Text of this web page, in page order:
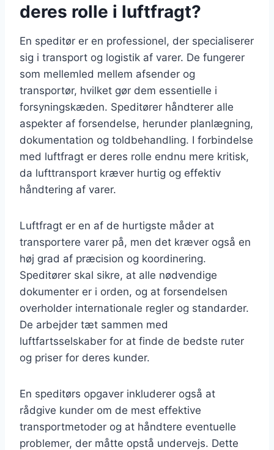
deres rolle i luftfragt?
En speditør er en professionel, der specialiserer
sig i transport og logistik af varer. De fungerer
som mellemled mellem afsender og
transportør, hvilket gør dem essentielle i
forsyningskæden. Speditører håndterer alle
aspekter af forsendelse, herunder planlægning,
dokumentation og toldbehandling. I forbindelse
med luftfragt er deres rolle endnu mere kritisk,
da lufttransport kræver hurtig og effektiv
håndtering af varer.
Luftfragt er en af de hurtigste måder at
transportere varer på, men det kræver også en
høj grad af præcision og koordinering.
Speditører skal sikre, at alle nødvendige
dokumenter er i orden, og at forsendelsen
overholder internationale regler og standarder.
De arbejder tæt sammen med
luftfartsselskaber for at finde de bedste ruter
og priser for deres kunder.
En speditørs opgaver inkluderer også at
rådgive kunder om de mest effektive
transportmetoder og at håndtere eventuelle
problemer, der måtte opstå undervejs. Dette